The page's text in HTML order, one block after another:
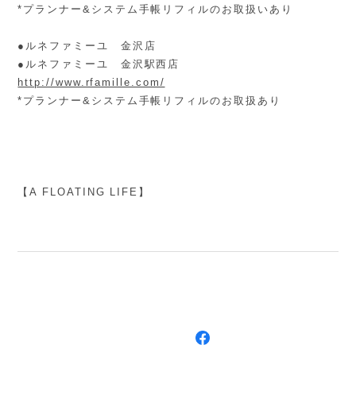
*プランナー&システム手帳リフィルのお取扱いあり
●ルネファミーユ 金沢店
●ルネファミーユ 金沢駅西店
http://www.rfamille.com/
*プランナー&システム手帳リフィルのお取扱あり
【A FLOATING LIFE】